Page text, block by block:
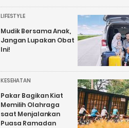
LIFESTYLE
Mudik Bersama Anak,
Jangan Lupakan Obat
Ini!
KESEHATAN
Pakar Bagikan Kiat
Memilih Olahraga
saat Menjalankan
Puasa Ramadan